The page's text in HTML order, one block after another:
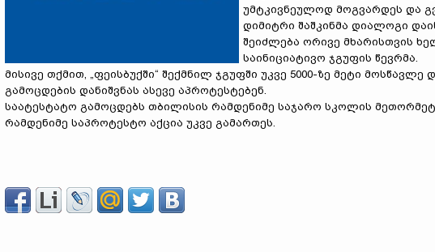
უმტკივნეულოდ მოგვარდეს და
დიმიტრი შაშკინმა დიალოგი
შეიძლება ორივე მხარისთვის
საინიციატივო ჯგუფის წევრმა.
მისივე თქმით, „ფეისბუქში“ შექმნილ ჯგუფში უკვე 5000-ზე მეტი
გამოცდების დანიშვნას ასევე აპროტესტებენ.
საატესტატო გამოცდებს თბილისის რამდენიმე საჯარო სკოლის
რამდენიმე საპროტესტო აქცია უკვე გამართეს.